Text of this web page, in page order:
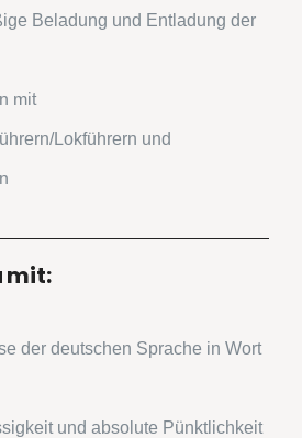
Beladung und Entladung der
mit
Lokführern und
mit:
der deutschen Sprache in Wort
und absolute Pünktlichkeit